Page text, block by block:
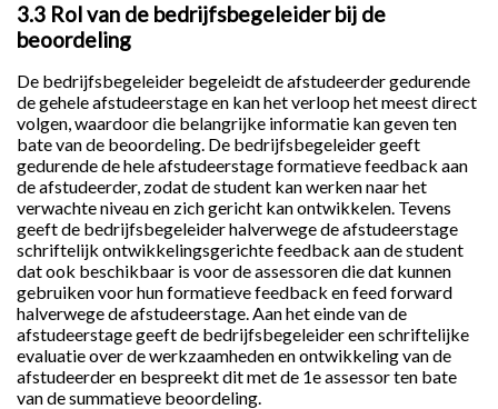
3.3 Rol van de bedrijfsbegeleider bij de
beoordeling
De bedrijfsbegeleider begeleidt de afstudeerder gedurende
de gehele afstudeerstage en kan het verloop het meest direct
volgen, waardoor die belangrijke informatie kan geven ten
bate van de beoordeling. De bedrijfsbegeleider geeft
gedurende de hele afstudeerstage formatieve feedback aan
de afstudeerder, zodat de student kan werken naar het
verwachte niveau en zich gericht kan ontwikkelen. Tevens
geeft de bedrijfsbegeleider halverwege de afstudeerstage
schriftelijk ontwikkelingsgerichte feedback aan de student
dat ook beschikbaar is voor de assessoren die dat kunnen
gebruiken voor hun formatieve feedback en feed forward
halverwege de afstudeerstage. Aan het einde van de
afstudeerstage geeft de bedrijfsbegeleider een schriftelijke
evaluatie over de werkzaamheden en ontwikkeling van de
afstudeerder en bespreekt dit met de 1e assessor ten bate
van de summatieve beoordeling.